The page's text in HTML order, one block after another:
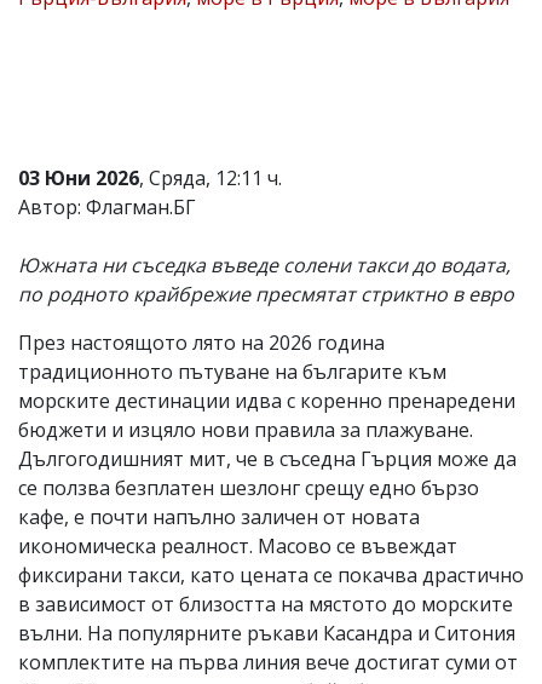
и
редакцията
отговорност
за
тях!
Ако
откриете
обиден
за
вас
коментар,
моля
сигнализирайте
03 Юни 2026, Сряда, 12:11 ч.
Автор: Флагман.БГ
Южната ни съседка въведе солени такси до водата,
по родното крайбрежие пресмятат стриктно в евро
През настоящото лято на 2026 година
традиционното пътуване на българите към
морските дестинации идва с коренно пренаредени
бюджети и изцяло нови правила за плажуване.
Дългогодишният мит, че в съседна Гърция може да
се ползва безплатен шезлонг срещу едно бързо
кафе, е почти напълно заличен от новата
икономическа реалност. Масово се въвеждат
фиксирани такси, като цената се покачва драстично
в зависимост от близостта на мястото до морските
вълни. На популярните ръкави Касандра и Ситония
комплектите на първа линия вече достигат суми от